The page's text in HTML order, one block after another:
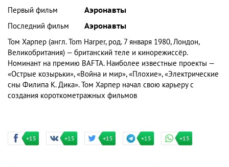
Первый фильм
Аэронавты
Последний фильм
Аэронавты
Том Харпер (англ. Tom Harper, род. 7 января 1980, Лондон,
Великобритания) — британский теле и кинорежиссёр.
Номинант на премию BAFTA. Наиболее известные проекты —
«Острые козырьки», «Война и мир», «Плохие», «Электрические
сны Филипа К. Дика». Том Харпер начал свою карьеру с
создания короткометражных фильмов
+15 +15 +15 +15 +15